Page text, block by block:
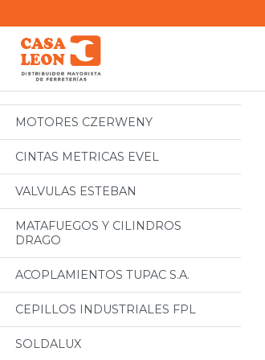
Categorias
Todos
MOTORES CZERWENY
CINTAS METRICAS EVEL
VALVULAS ESTEBAN
MATAFUEGOS Y CILINDROS
DRAGO
ACOPLAMIENTOS TUPAC S.A.
CEPILLOS INDUSTRIALES FPL
SOLDALUX